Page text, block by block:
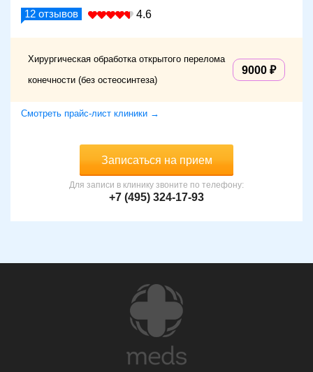
12 отзывов 4.6
Хирургическая обработка открытого перелома
конечности (без остеосинтеза)
9000
Смотреть прайс-лист клиники →
Записаться на прием
Для записи в клинику звоните по телефону:
+7 (495) 324-17-93